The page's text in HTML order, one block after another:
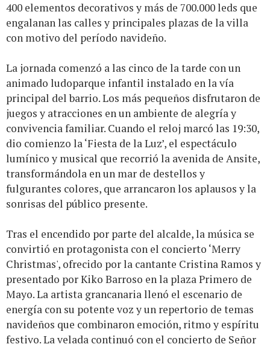
400 elementos decorativos y más de 700.000 leds que
engalanan las calles y principales plazas de la villa
con motivo del período navideño.
La jornada comenzó a las cinco de la tarde con un
animado ludoparque infantil instalado en la vía
principal del barrio. Los más pequeños disfrutaron de
juegos y atracciones en un ambiente de alegría y
convivencia familiar. Cuando el reloj marcó las 19:30,
dio comienzo la ‘Fiesta de la Luz’, el espectáculo
lumínico y musical que recorrió la avenida de Ansite,
transformándola en un mar de destellos y
fulgurantes colores, que arrancaron los aplausos y la
sonrisas del público presente.
Tras el encendido por parte del alcalde, la música se
convirtió en protagonista con el concierto ‘Merry
Christmas', ofrecido por la cantante Cristina Ramos y
presentado por Kiko Barroso en la plaza Primero de
Mayo. La artista grancanaria llenó el escenario de
energía con su potente voz y un repertorio de temas
navideños que combinaron emoción, ritmo y espíritu
festivo. La velada continuó con el concierto de Señor